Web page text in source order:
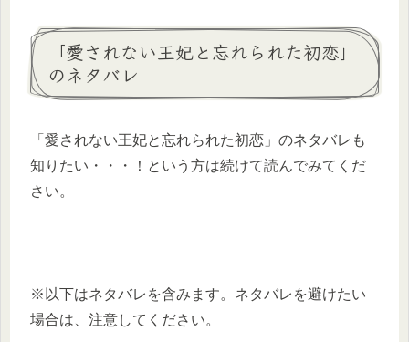
「愛されない王妃と忘れられた初恋」
のネタバレ
「愛されない王妃と忘れられた初恋」のネタバレも
知りたい・・・！という方は続けて読んでみてくだ
さい。
※以下はネタバレを含みます。ネタバレを避けたい
場合は、注意してください。